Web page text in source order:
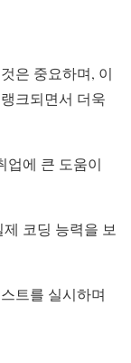
은 중요하며, 이
크되면서 더욱
업에 큰 도움이
코딩 능력을 보
트를 실시하며